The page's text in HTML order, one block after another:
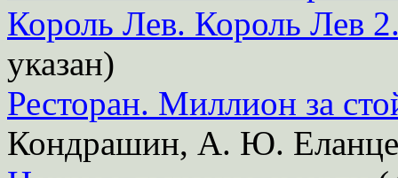
Король Лев. Король Лев
указан)
Ресторан. Миллион за
Кондрашин, А. Ю.